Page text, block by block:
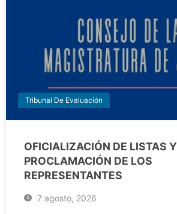
Tribunal De Evaluación
OFICIALIZACIÓN DE LISTAS Y
PROCLAMACIÓN DE LOS
REPRESENTANTES
7 agosto, 2026